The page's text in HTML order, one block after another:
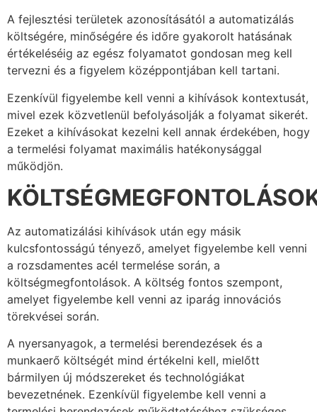
A fejlesztési területek azonosításától a automatizálás
költségére, minőségére és időre gyakorolt hatásának
értékeléséig az egész folyamatot gondosan meg kell
tervezni és a figyelem középpontjában kell tartani.
Ezenkívül figyelembe kell venni a kihívások kontextusát,
mivel ezek közvetlenül befolyásolják a folyamat sikerét.
Ezeket a kihívásokat kezelni kell annak érdekében, hogy
a termelési folyamat maximális hatékonysággal
működjön.
Az automatizálási kihívások után egy másik
kulcsfontosságú tényező, amelyet figyelembe kell venni
a rozsdamentes acél termelése során, a
költségmegfontolások. A költség fontos szempont,
amelyet figyelembe kell venni az iparág innovációs
törekvései során.
A nyersanyagok, a termelési berendezések és a
munkaerő költségét mind értékelni kell, mielőtt
bármilyen új módszereket és technológiákat
bevezetnének. Ezenkívül figyelembe kell venni a